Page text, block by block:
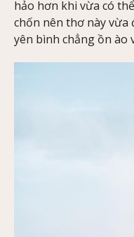
hảo hơn khi vừa có
chốn nên thơ này
yên bình chẳng ồn ào